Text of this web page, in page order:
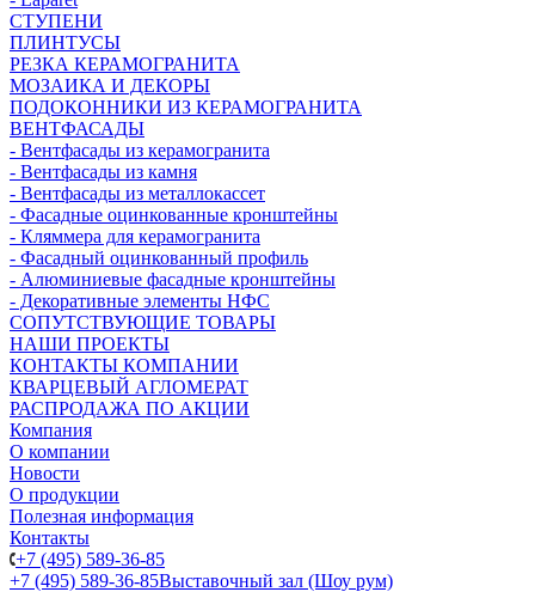
СТУПЕНИ
ПЛИНТУСЫ
РЕЗКА КЕРАМОГРАНИТА
МОЗАИКА И ДЕКОРЫ
ПОДОКОННИКИ ИЗ КЕРАМОГРАНИТА
ВЕНТФАСАДЫ
- Вентфасады из керамогранита
- Вентфасады из камня
- Вентфасады из металлокассет
- Фасадные оцинкованные кронштейны
- Кляммера для керамогранита
- Фасадный оцинкованный профиль
- Алюминиевые фасадные кронштейны
- Декоративные элементы НФС
СОПУТСТВУЮЩИЕ ТОВАРЫ
НАШИ ПРОЕКТЫ
КОНТАКТЫ КОМПАНИИ
КВАРЦЕВЫЙ АГЛОМЕРАТ
РАСПРОДАЖА ПО АКЦИИ
Компания
О компании
Новости
О продукции
Полезная информация
Контакты
+7 (495) 589-36-85
+7 (495) 589-36-85Выставочный зал (Шоу рум)